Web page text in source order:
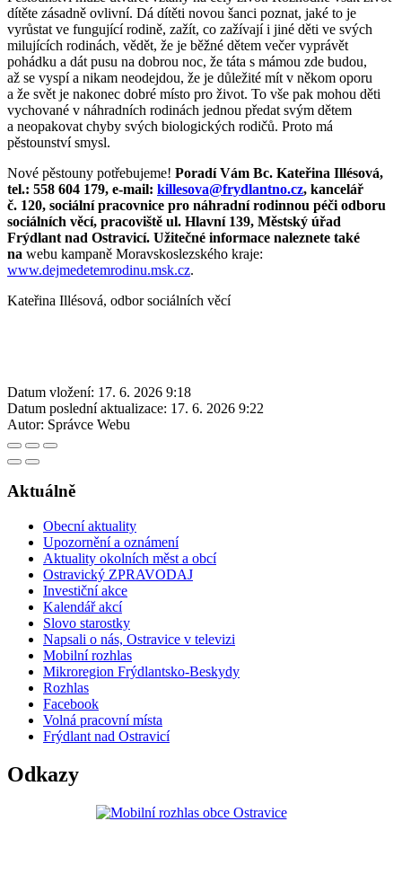
dítěte zásadně ovlivní. Dá dítěti novou šanci poznat, jaké to je
vyrůstat ve fungující rodině, zažít, co zažívají i jiné děti ve svých
milujících rodinách, vědět, že je běžné dětem večer vyprávět
pohádku a dát pusu na dobrou noc, že táta s mámou zde budou,
až se vyspí a nikam neodejdou, že je důležité mít v někom oporu
a že svět je nakonec dobré místo pro život. To vše pak mohou děti
vychované v náhradních rodinách jednou předat svým dětem
a neopakovat chyby svých biologických rodičů. Proto má
pěstounství smysl.
Nové pěstouny potřebujeme! Poradí Vám Bc. Kateřina Illésová,
tel.: 558 604 179, e-mail: killesova@frydlantno.cz, kancelář
č. 120, sociální pracovnice pro náhradní rodinnou péči odboru
sociálních věcí, pracoviště ul. Hlavní 139, Městský úřad
Frýdlant nad Ostravicí. Užitečné informace naleznete také
na webu kampaně Moravskoslezského kraje:
www.dejmedetemrodinu.msk.cz.
Kateřina Illésová, odbor sociálních věcí
Datum vložení: 17. 6. 2026 9:18
Datum poslední aktualizace: 17. 6. 2026 9:22
Autor: Správce Webu
Aktuálně
Obecní aktuality
Upozornění a oznámení
Aktuality okolních měst a obcí
Ostravický ZPRAVODAJ
Investiční akce
Kalendář akcí
Slovo starostky
Napsali o nás, Ostravice v televizi
Mobilní rozhlas
Mikroregion Frýdlantsko-Beskydy
Rozhlas
Facebook
Volná pracovní místa
Frýdlant nad Ostravicí
Odkazy